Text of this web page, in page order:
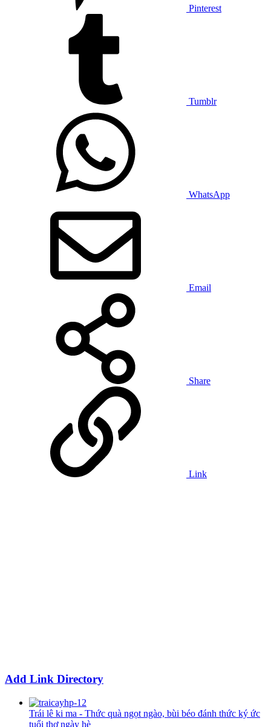
Pinterest
Tumblr
WhatsApp
Email
Share
Link
Add Link Directory
Trái lê ki ma - Thức quà ngọt ngào, bùi béo đánh thức ký ức
tuổi thơ ngày hè